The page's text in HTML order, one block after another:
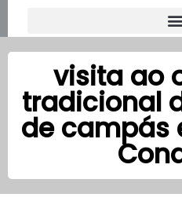
visita ao
tradicional
de campás